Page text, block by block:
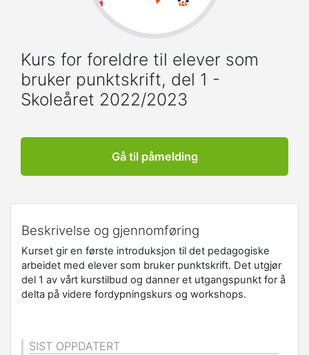
Kurs for foreldre til elever som
bruker punktskrift, del 1 -
Skoleåret 2022/2023
Gå til påmelding
Beskrivelse og gjennomføring
Kurset gir en første introduksjon til det pedagogiske
arbeidet med elever som bruker punktskrift. Det utgjør
del 1 av vårt kurstilbud og danner et utgangspunkt for å
delta på videre fordypningskurs og workshops.
SIST OPPDATERT